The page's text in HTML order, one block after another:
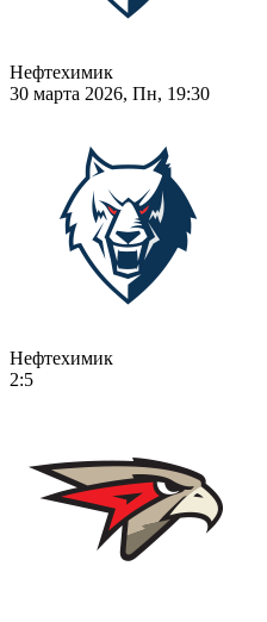
Нефтехимик
30 марта 2026, Пн, 19:30
Нефтехимик
2:5